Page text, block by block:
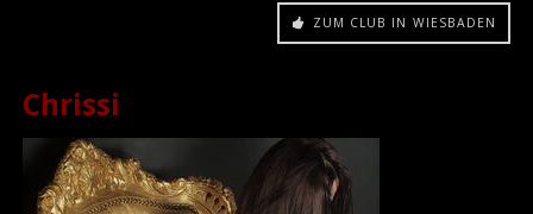
ZUM CLUB IN WIESBADEN
Chrissi